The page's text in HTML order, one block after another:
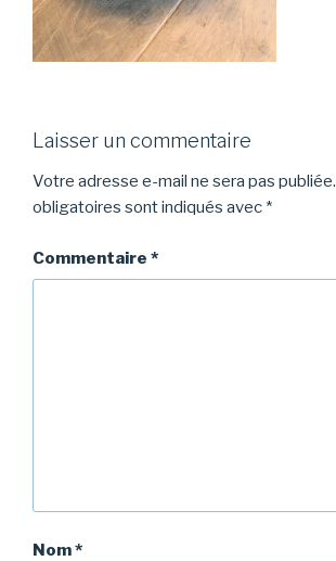
Laisser un commentaire
Votre adresse e-mail ne sera pas publiée.
obligatoires sont indiqués avec *
Commentaire *
Nom*